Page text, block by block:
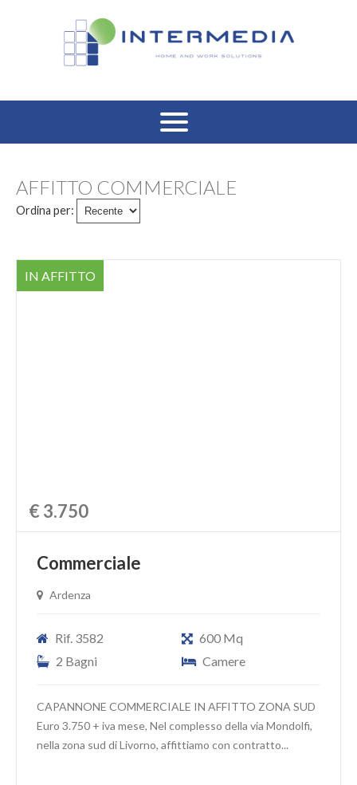
VENDITA RESIDENZIALE
VENDITA COMMERCIALE
CONTATTI
AFFITTO COMMERCIALE
Ordina per:
IN AFFITTO
€ 3.750
Commerciale
Ardenza
Rif. 3582
600 Mq
2 Bagni
Camere
CAPANNONE COMMERCIALE IN AFFITTO ZONA SUD
Euro 3.750 + iva mese, Nel complesso della via Mondolfi,
nella zona sud di Livorno, affittiamo con contratto...